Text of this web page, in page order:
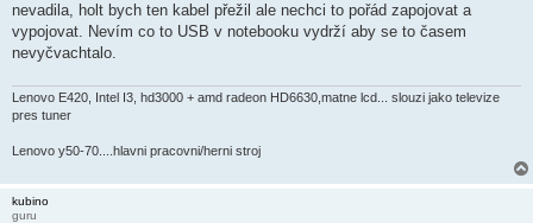
nevadila, holt bych ten kabel přežil ale nechci to pořád zapojovat a
vypojovat. Nevím co to USB v notebooku vydrží aby se to časem
nevyčvachtalo.
Lenovo E420, Intel I3, hd3000 + amd radeon HD6630,matne lcd... slouzi jako televize
pres tuner
Lenovo y50-70....hlavni pracovni/herni stroj
kubino
guru